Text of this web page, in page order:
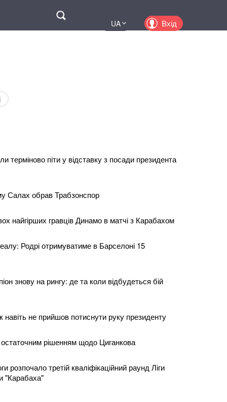
UA
Вхід
терміново піти у відставку з посади президента
Салах обрав Трабзонспор
найгірших гравців Динамо в матчі з Карабахом
Родрі отримуватиме в Барселоні 15
знову на рингу: де та коли відбудеться бій
навіть не прийшов потиснути руку президенту
рішенням щодо Циганкова
розпочало третій кваліфікаційний раунд Ліги
"Карабаха"